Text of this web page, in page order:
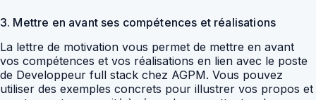
3. Mettre en avant ses compétences et réalisations
La lettre de motivation vous permet de mettre en avant
vos compétences et vos réalisations en lien avec le poste
de Developpeur full stack chez AGPM. Vous pouvez
utiliser des exemples concrets pour illustrer vos propos et